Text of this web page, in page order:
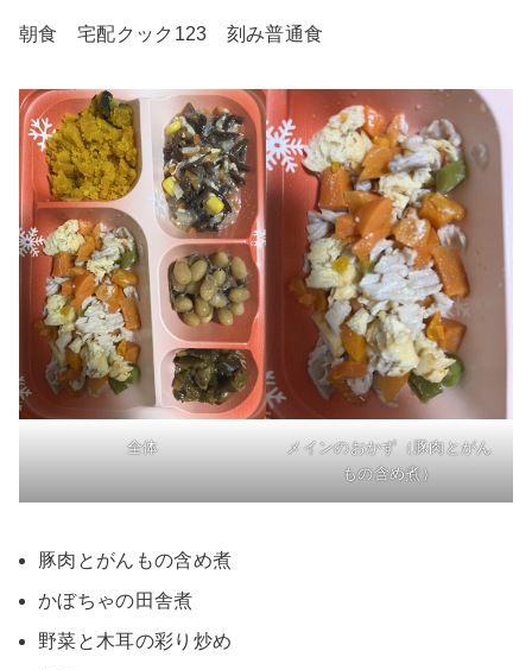
朝食 宅配クック123 刻み普通食
全体
メインのおかず（豚肉とがん
もの含め煮）
豚肉とがんもの含め煮
かぼちゃの田舎煮
野菜と木耳の彩り炒め